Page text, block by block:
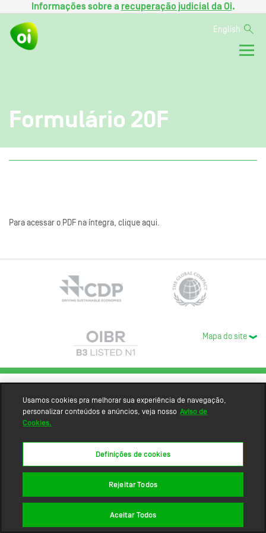
Informações sobre a recuperação judicial da Oi.
English
Formulário 20F
Para acessar o PDF na íntegra, clique aqui.
Mapa do site
Usamos cookies pra melhorar sua experiência de navegação,
personalizar conteúdos e anúncios, veja nosso Aviso de
Cookies.
Definições de cookies
Rejeitar Todos
Aceitar Todos